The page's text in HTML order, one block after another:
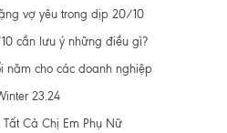
vợ yêu trong dịp 20/10
cần lưu ý những điều gì?
năm cho các doanh nghiệp
23.24
Cả Chị Em Phụ Nữ